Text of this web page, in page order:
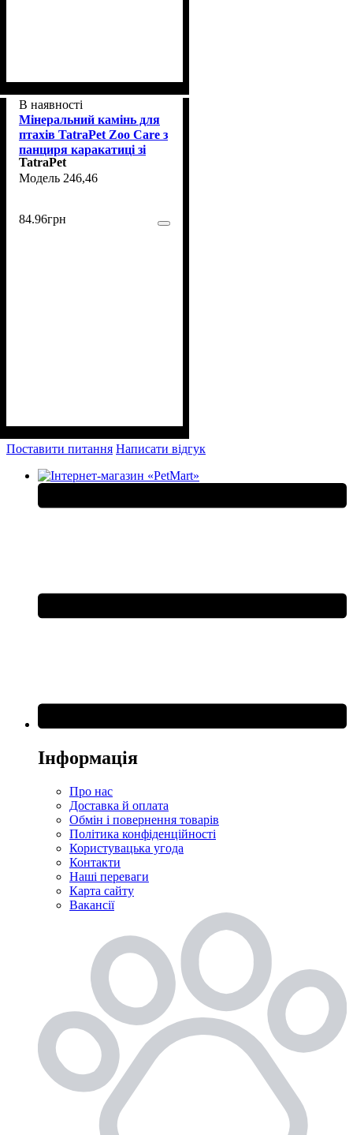
В наявності
Мінеральний камінь для
птахів TatraPet Zoo Care з
панциря каракатиці зі
смаком полуниці (з
утримувачем), 8-10 см
TatraPet
246,46
84.96грн
Поставити питання Написати відгук
Інформація
Про нас
Доставка й оплата
Обмін і повернення товарів
Політика конфіденційності
Користувацька угода
Контакти
Наші переваги
Карта сайту
Вакансії